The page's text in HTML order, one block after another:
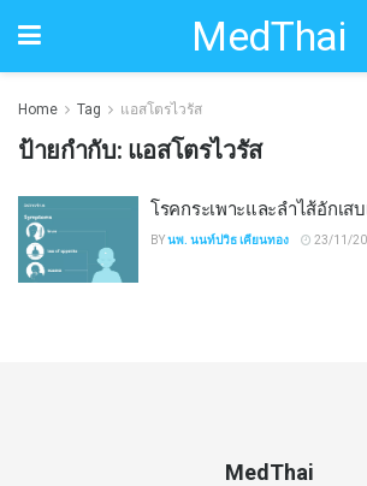
MedThai
Home Tag แอสโตรไวรัส
ป้ายกำกับ: แอสโตรไวรัส
โรคกระเพาะและลำไส้อักเส
BYนพ. นนท์ปวิธ เคียนทอง 23/11/
MedThai